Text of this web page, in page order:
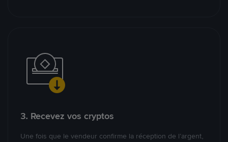
3. Recevez vos cryptos
Une fois que le vendeur confirme la réception de l’argent,